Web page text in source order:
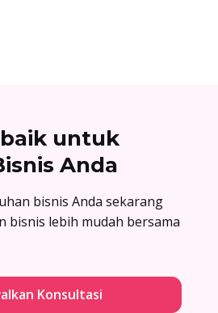
untuk
Anda
bisnis Anda sekarang
bisnis lebih mudah bersama
Konsultasi